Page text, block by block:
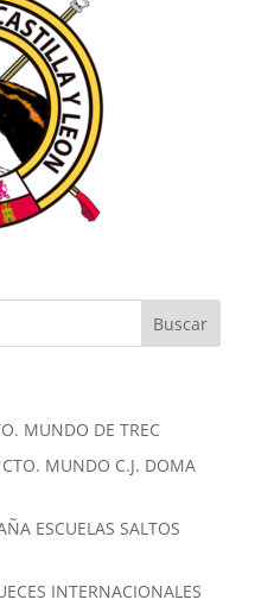
MUNDO DE TREC
MUNDO C.J. DOMA
ESCUELAS SALTOS
INTERNACIONALES